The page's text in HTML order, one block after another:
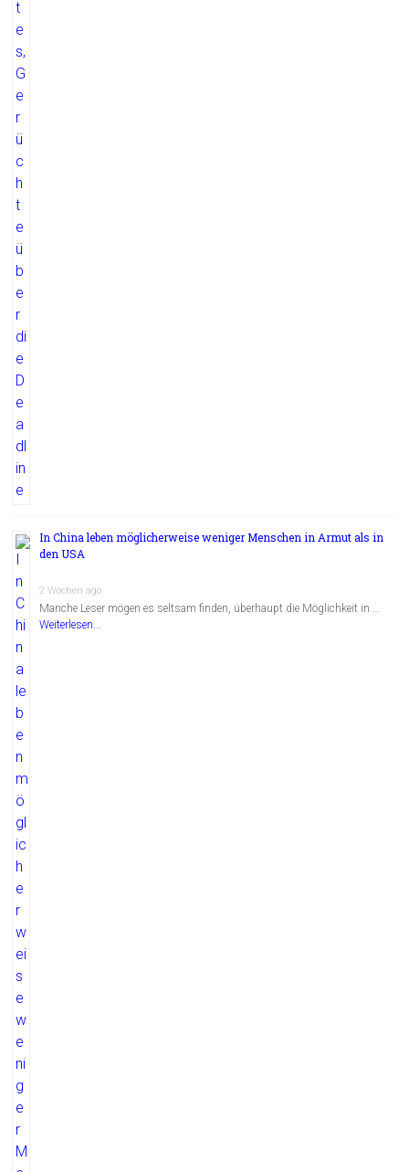
In China leben möglicherweise weniger Menschen in Armut als in
den USA
2 Wochen ago
Manche Leser mögen es seltsam finden, überhaupt die Möglichkeit in …
Weiterlesen...